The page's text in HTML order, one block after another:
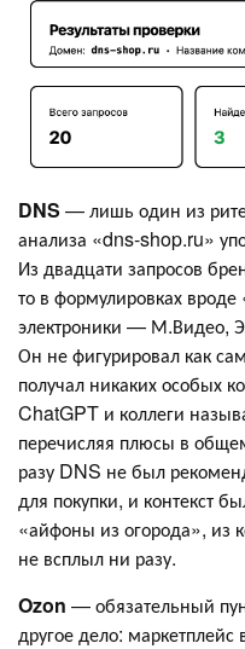
DNS — лишь один из
анализа «dns‑shop.ru»
Из двадцати запросов
то в формулировках
электроники — М.Видео,
Он не фигурировал как
получал никаких особых
ChatGPT и коллеги
перечисляя плюсы в
разу DNS не был
для покупки, и контекст
«айфоны из огорода», из
не всплыл ни разу.
Ozon — обязательный
другое дело: